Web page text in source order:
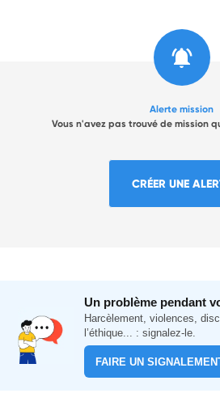
Alerte mission
Vous n'avez pas trouvé de mission
CRÉER UNE
Un problème pendant
Harcèlement, violences,
l’éthique... : signalez-le.
FAIRE UN